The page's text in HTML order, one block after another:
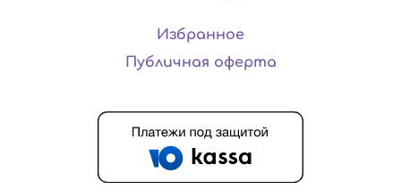
Избранное
Публичная оферта